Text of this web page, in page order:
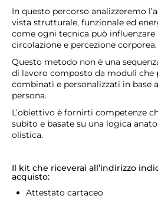
In questo percorso analizzeremo
vista strutturale, funzionale ed
come ogni tecnica può influenzare
circolazione e percezione corporea.
Questo metodo non è una
di lavoro composto da moduli che
combinati e personalizzati in base
persona.
L’obiettivo è fornirti competenze
subito e basate su una logica
olistica.
Il kit che riceverai all’indirizzo
acquisto:
Attestato cartaceo